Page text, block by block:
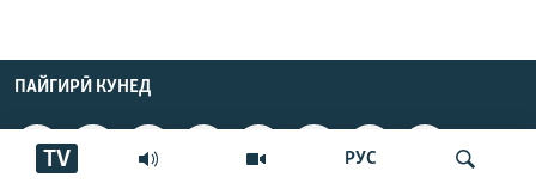
РУС
TV
ПАЙГИРӢ КУНЕД